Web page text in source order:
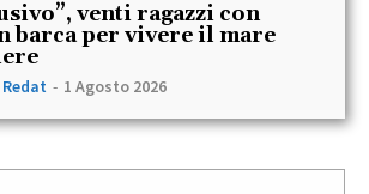
venti ragazzi con
barca per vivere il mare
Redat - 1 Agosto 2026